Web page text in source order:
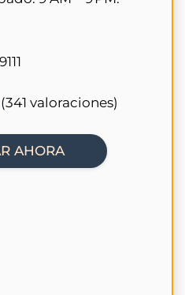
(341 valoraciones)
AHORA